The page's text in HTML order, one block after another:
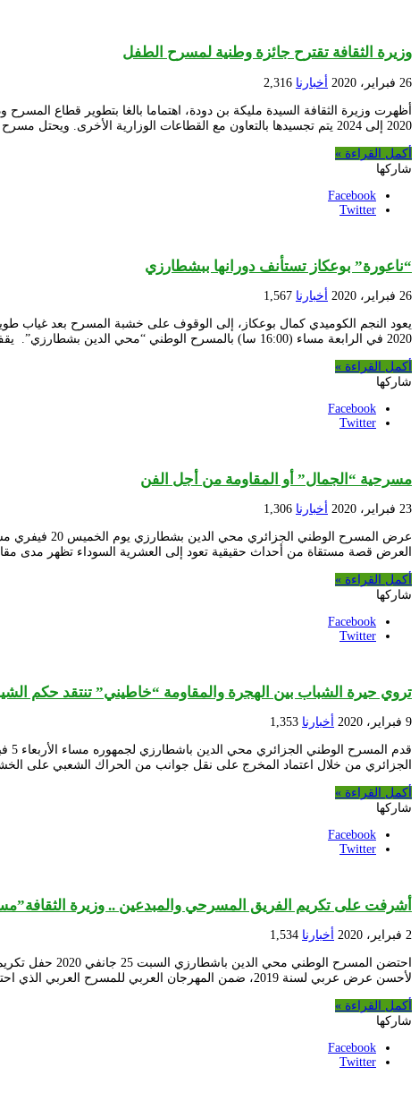
وزيرة الثقافة تقترح جائزة وطنية لمسرح الطفل
26 فبراير، 2020 أخبارنا 2,316
2020 إلى 2024 يتم تجسيدها بالتعاون مع القطاعات الوزارية الأخرى. ويحتل مسرح الطفل مكانة معتبرة …
أكمل القراءة »
شاركها
Facebook
Twitter
“ناعورة” بوعكاز تستأنف دورانها ببشطارزي
26 فبراير، 2020 أخبارنا 1,567
2020 في الرابعة مساء (16:00 سا) بالمسرح الوطني “محي الدين بشطارزي”. يقف بوعكاز مجددا على …
أكمل القراءة »
شاركها
Facebook
Twitter
مسرحية “الجمال” أو المقاومة من أجل الفن
23 فبراير، 2020 أخبارنا 1,306
عرض المسرح
العرض قصة مستقاة من أحداث حقيقية تعود إلى العشرية السوداء تظهر مدى
أكمل القراءة »
شاركها
Facebook
Twitter
تروي حيرة الشباب بين الهجرة والمقاومة “خاطيني” تنتقد حكم
9 فبراير، 2020 أخبارنا 1,353
الجزائري من خلال اعتماد المخرج على نقل جوانب من الحراك الشعبي على
أكمل القراءة »
شاركها
Facebook
Twitter
أشرفت على تكريم الفريق المسرحي والمبدعين .. وزيرة
2 فبراير، 2020 أخبارنا 1,534
احتضن
لأحسن عرض عربي لسنة 2019، ضمن المهرجان العربي للمسرح العربي الذي احتضنته العاصمة الأردنية عمان في الفترة …
أكمل القراءة »
شاركها
Facebook
Twitter